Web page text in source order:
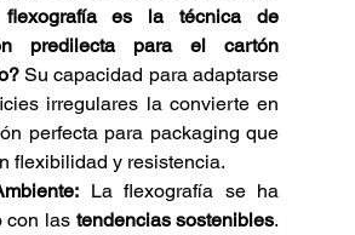
es la técnica de
predilecta para el cartón
Su capacidad para adaptarse
irregulares la convierte en
perfecta para packaging que
flexibilidad y resistencia.
La flexografía se ha
con las tendencias sostenibles.